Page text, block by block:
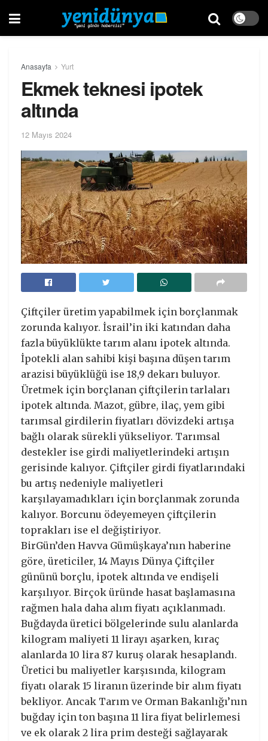
Anasayfa Yurt
Ekmek teknesi ipotek
altında
12 Mayıs 2024
Çiftçiler üretim yapabilmek için borçlanmak
zorunda kalıyor. İsrail’in iki katından daha
fazla büyüklükte tarım alanı ipotek altında.
İpotekli alan sahibi kişi başına düşen tarım
arazisi büyüklüğü ise 18,9 dekarı buluyor.
Üretmek için borçlanan çiftçilerin tarlaları
ipotek altında. Mazot, gübre, ilaç, yem gibi
tarımsal girdilerin fiyatları dövizdeki artışa
bağlı olarak sürekli yükseliyor. Tarımsal
destekler ise girdi maliyetlerindeki artışın
gerisinde kalıyor. Çiftçiler girdi fiyatlarındaki
bu artış nedeniyle maliyetleri
karşılayamadıkları için borçlanmak zorunda
kalıyor. Borcunu ödeyemeyen çiftçilerin
toprakları ise el değiştiriyor.
BirGün’den Havva Gümüşkaya’nın haberine
göre, üreticiler, 14 Mayıs Dünya Çiftçiler
gününü borçlu, ipotek altında ve endişeli
karşılıyor. Birçok üründe hasat başlamasına
rağmen hala daha alım fiyatı açıklanmadı.
Buğdayda üretici bölgelerinde sulu alanlarda
kilogram maliyeti 11 lirayı aşarken, kıraç
alanlarda 10 lira 87 kuruş olarak hesaplandı.
Üretici bu maliyetler karşısında, kilogram
fiyatı olarak 15 liranın üzerinde bir alım fiyatı
bekliyor. Ancak Tarım ve Orman Bakanlığı’nın
buğday için ton başına 11 lira fiyat belirlemesi
ve ek olarak 2 lira prim desteği sağlayarak